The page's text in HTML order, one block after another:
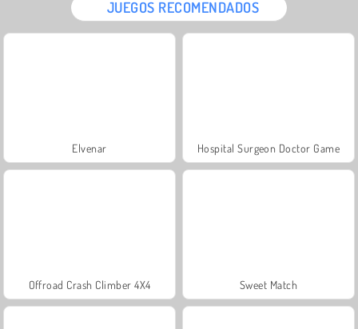
JUEGOS RECOMENDADOS
Elvenar Hospital Surgeon Doctor Game
Offroad Crash Climber 4X4 Sweet Match